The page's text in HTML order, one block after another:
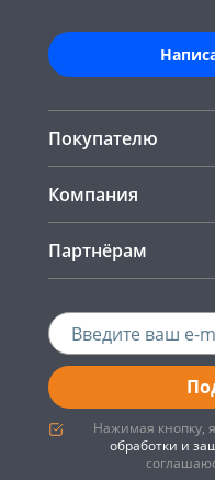
Покупателю
Компания
Партнёрам
Нажимая кнопку,
обработки и